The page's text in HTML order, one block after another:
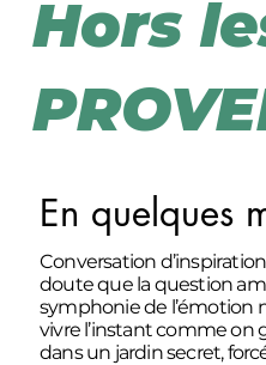
Hors
En quelques
Conversation
doute que la question
symphonie de l’émotion
vivre l’instant comme on
dans un jardin secret,